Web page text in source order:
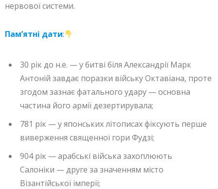
нервової системи.
Пам’ятні дати:
30 рік до н.е. — у битві біля Александрії Марк
Антоній завдає поразки війську Октавіана, проте
згодом зазнає фатального удару — основна
частина його армії дезертирувала;
781 рік — у японських літописах фіксують перше
виверження священної гори Фудзі;
904 рік — арабські війська захоплюють
Салоніки — друге за значенням місто
Візантійської імперії;